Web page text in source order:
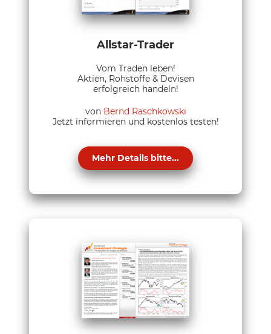
Allstar-Trader
Vom Traden leben!
Aktien, Rohstoffe & Devisen
erfolgreich handeln!
von Bernd Raschkowski
Jetzt informieren und kostenlos testen!
Mehr Details bitte...